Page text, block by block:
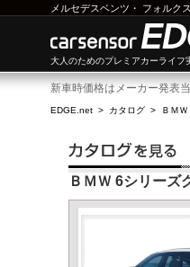
メルセデスベンツ ・ フォルク
大人のためのプレミアカーライ
新車時価格はメーカー発表
EDGE.net > カタログ > ＢＭＷ
ＢＭＷ 6シリーズ